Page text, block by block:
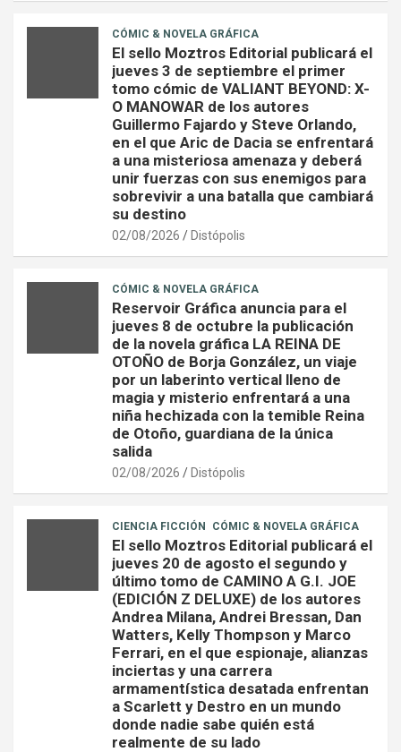
CÓMIC & NOVELA GRÁFICA
El sello Moztros Editorial publicará el
jueves 3 de septiembre el primer
tomo cómic de VALIANT BEYOND: X-
O MANOWAR de los autores
Guillermo Fajardo y Steve Orlando,
en el que Aric de Dacia se enfrentará
a una misteriosa amenaza y deberá
unir fuerzas con sus enemigos para
sobrevivir a una batalla que cambiará
su destino
02/08/2026 Distópolis
CÓMIC & NOVELA GRÁFICA
Reservoir Gráfica anuncia para el
jueves 8 de octubre la publicación
de la novela gráfica LA REINA DE
OTOÑO de Borja González, un viaje
por un laberinto vertical lleno de
magia y misterio enfrentará a una
niña hechizada con la temible Reina
de Otoño, guardiana de la única
salida
02/08/2026 Distópolis
CIENCIA FICCIÓN CÓMIC & NOVELA GRÁFICA
El sello Moztros Editorial publicará el
jueves 20 de agosto el segundo y
último tomo de CAMINO A G.I. JOE
(EDICIÓN Z DELUXE) de los autores
Andrea Milana, Andrei Bressan, Dan
Watters, Kelly Thompson y Marco
Ferrari, en el que espionaje, alianzas
inciertas y una carrera
armamentística desatada enfrentan
a Scarlett y Destro en un mundo
donde nadie sabe quién está
realmente de su lado